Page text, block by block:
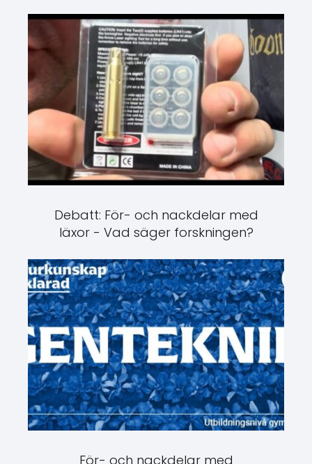
Debatt: För- och nackdelar med
läxor - Vad säger forskningen?
För- och nackdelar med